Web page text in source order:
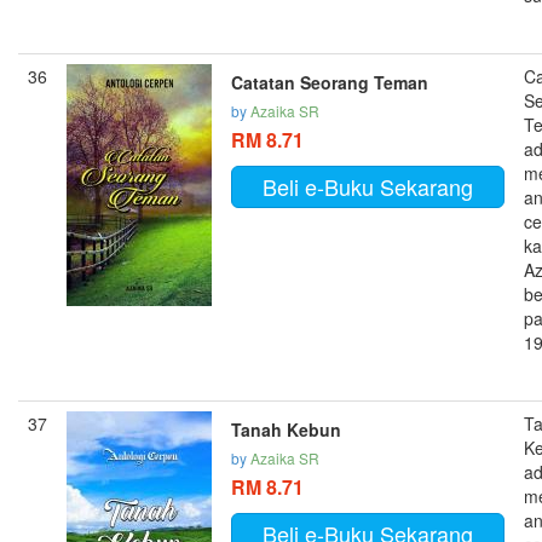
36 Catatan Seorang Teman
byAzaika SR
RM 8.71
Beli e-Buku Sekarang
37 Tanah Kebun
byAzaika SR
RM 8.71
Beli e-Buku Sekarang